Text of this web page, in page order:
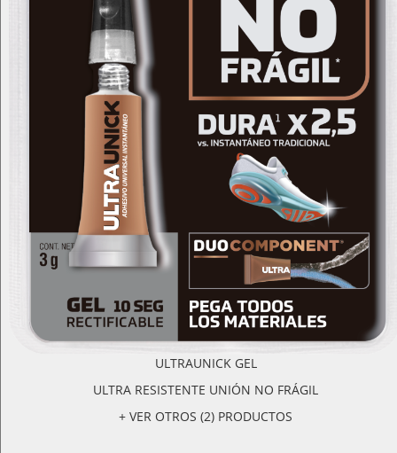
ULTRAUNICK GEL
ULTRA RESISTENTE UNIÓN NO FRÁGIL
+ VER OTROS (2) PRODUCTOS